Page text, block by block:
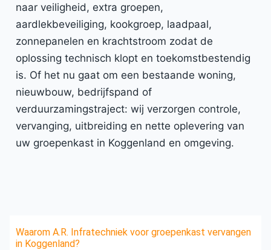
naar veiligheid, extra groepen,
aardlekbeveiliging, kookgroep, laadpaal,
zonnepanelen en krachtstroom zodat de
oplossing technisch klopt en toekomstbestendig
is. Of het nu gaat om een bestaande woning,
nieuwbouw, bedrijfspand of
verduurzamingstraject: wij verzorgen controle,
vervanging, uitbreiding en nette oplevering van
uw groepenkast in Koggenland en omgeving.
Waarom A.R. Infratechniek voor groepenkast vervangen
in Koggenland?